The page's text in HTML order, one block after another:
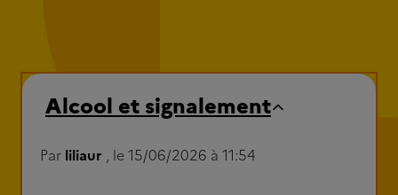
Alcool et signalement
Par liliaur , le 15/06/2026 à 11:54